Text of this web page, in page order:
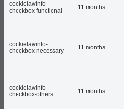
cookielawinfo-
checkbox-functional
11 months
cookielawinfo-
checkbox-necessary
11 months
cookielawinfo-
checkbox-others
11 months